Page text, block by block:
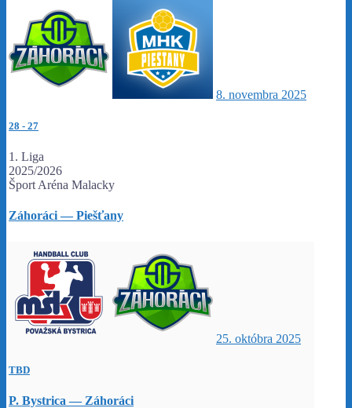
8. novembra 2025
28 - 27
1. Liga
2025/2026
Šport Aréna Malacky
Záhoráci — Piešťany
25. októbra 2025
TBD
P. Bystrica — Záhoráci